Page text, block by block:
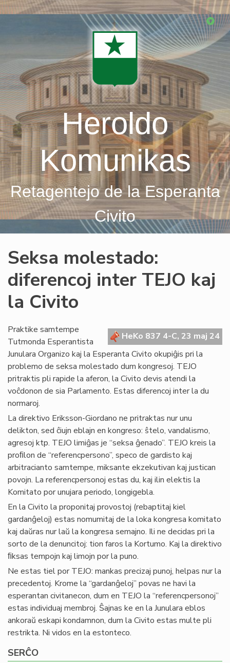
Skip
Heroldo
Komunikas
Retagentejo de la Esperanta
Civito
Seksa molestado:
diferencoj inter TEJO kaj
la Civito
HeKo 837 4-C, 23 maj 24
Praktike samtempe
Tutmonda Esperantista
Junulara Organizo kaj la Esperanta Civito okupiĝis pri la
problemo de seksa molestado dum kongresoj. TEJO
pritraktis pli rapide la aferon, la Civito devis atendi la
voĉdonon de sia Parlamento. Estas diferencoj inter la du
normaroj.
La direktivo Eriksson-Giordano ne pritraktas nur unu
delikton, sed ĉiujn eblajn en kongreso: ŝtelo, vandalismo,
agresoj ktp. TEJO limiĝas je “seksa ĝenado”. TEJO kreis la
proﬁlon de “referencpersono”, speco de gardisto kaj
arbitracianto samtempe, miksante ekzekutivan kaj justican
povojn. La referencpersonoj estas du, kaj ilin elektis la
Komitato por unujara periodo, longigebla.
En la Civito la proponitaj provostoj (rebaptitaj kiel
gardanĝeloj) estas nomumitaj de la loka kongresa komitato
kaj daŭras nur laŭ la kongresa semajno. Ili ne decidas pri la
sorto de la denuncitoj: tion faros la Kortumo. Kaj la direktivo
ﬁksas tempojn kaj limojn por la puno.
Ne estas tiel por TEJO: mankas precizaj punoj, helpas nur la
precedentoj. Krome la “gardanĝeloj” povas ne havi la
esperantan civitanecon, dum en TEJO la “referencpersonoj”
estas individuaj membroj. Ŝajnas ke en la Junulara eblos
ankoraŭ eskapi kondamnon, dum la Civito estas multe pli
restrikta. Ni vidos en la estonteco.
SERĈO